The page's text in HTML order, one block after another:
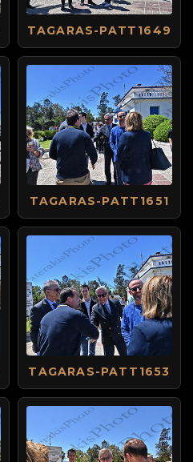
TAGARAS-PATT1649
TAGARAS-PATT1651
TAGARAS-PATT1653